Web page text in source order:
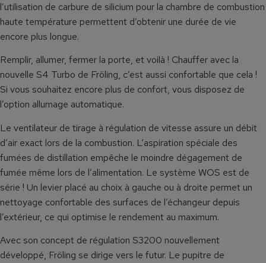
l’utilisation de carbure de silicium pour la chambre de combustion
haute température permettent d’obtenir une durée de vie
encore plus longue.
Remplir, allumer, fermer la porte, et voilà ! Chauffer avec la
nouvelle S4 Turbo de Fröling, c’est aussi confortable que cela !
Si vous souhaitez encore plus de confort, vous disposez de
l’option allumage automatique.
Le ventilateur de tirage à régulation de vitesse assure un débit
d’air exact lors de la combustion. L’aspiration spéciale des
fumées de distillation empêche le moindre dégagement de
fumée même lors de l’alimentation. Le système WOS est de
série ! Un levier placé au choix à gauche ou à droite permet un
nettoyage confortable des surfaces de l’échangeur depuis
l’extérieur, ce qui optimise le rendement au maximum.
Avec son concept de régulation S3200 nouvellement
développé, Fröling se dirige vers le futur. Le pupitre de